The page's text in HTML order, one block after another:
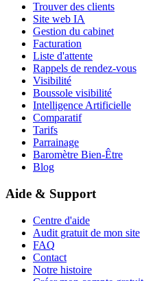
Trouver des clients
Site web IA
Gestion du cabinet
Facturation
Liste d'attente
Rappels de rendez-vous
Visibilité
Boussole visibilité
Intelligence Artificielle
Comparatif
Tarifs
Parrainage
Baromètre Bien-Être
Blog
Aide & Support
Centre d'aide
Audit gratuit de mon site
FAQ
Contact
Notre histoire